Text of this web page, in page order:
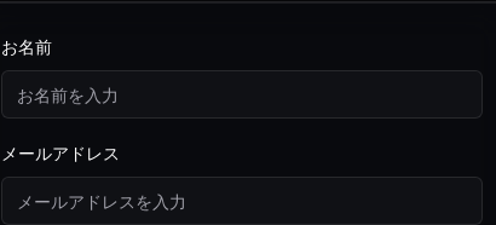
お名前
メールアドレス